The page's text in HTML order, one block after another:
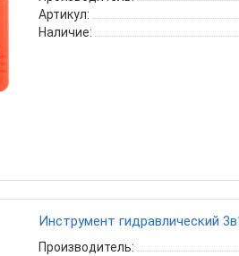
Артикул:
Наличие:
Инструмент гидравлический
Производитель: